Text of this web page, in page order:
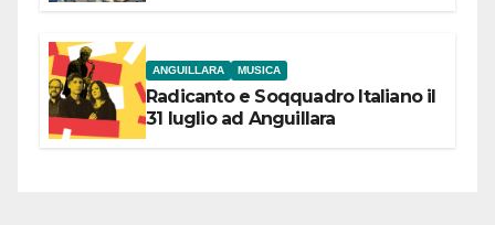
ANGUILLARA MUSICA
Radicanto e Soqquadro Italiano il
31 luglio ad Anguillara